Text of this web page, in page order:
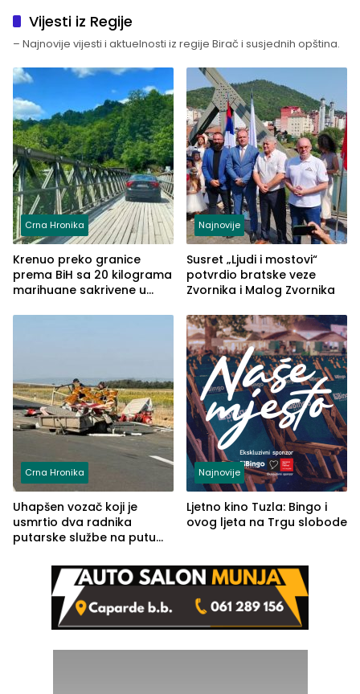
Vijesti iz Regije
– Najnovije vijesti i aktuelnosti iz regije Birač i susjednih opština.
Crna Hronika
Krenuo preko granice
prema BiH sa 20 kilograma
marihuane sakrivene u
Najnovije
Susret „Ljudi i mostovi“
potvrdio bratske veze
Zvornika i Malog Zvornika
Crna Hronika
Uhapšen vozač koji je
usmrtio dva radnika
putarske službe na putu
(FOTO)
Najnovije
Ljetno kino Tuzla: Bingo i
ovog ljeta na Trgu slobode